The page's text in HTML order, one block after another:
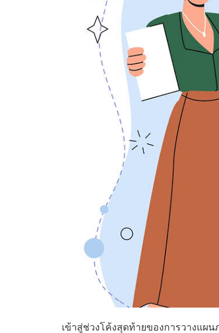
เข้าสู่ช่วงโค้งสุดท้ายของการวางแผ